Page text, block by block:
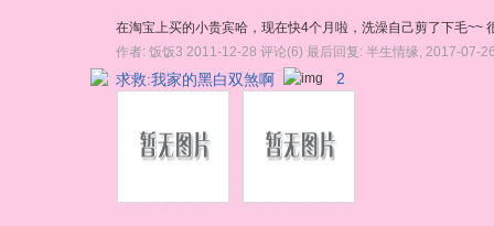
在淘宝上买的小贵宾哈，现在快4个月啦，洗澡自己剪了下毛~~
作者: 饭饭3 2011-12-28 评论(6) 最后回复: 半生情缘 2017-07-
求救:我家的黑白双煞啊 2